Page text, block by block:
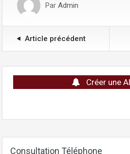
Par Admin
Article précédent
Créer une
Consultation Téléphone